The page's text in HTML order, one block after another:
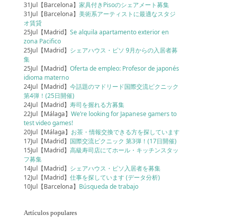
31Jul【Barcelona】家具付きPisoのシェアメート募集
31Jul【Barcelona】美術系アーティストに最適なスタジ
オ賃貸
25Jul【Madrid】Se alquila apartamento exterior en
zona Pacifico
25Jul【Madrid】 シェアハウス・ピソ 9月からの入居者募
集
25Jul【Madrid】Oferta de empleo: Profesor de japonés
idioma materno
24Jul【Madrid】今話題のマドリード国際交流ピクニック
第4弾！(25日開催)
24Jul【Madrid】寿司を握れる方募集
22Jul【Málaga】We’re looking for Japanese gamers to
test video games!
20Jul【Málaga】 お茶・情報交換できる方を探しています
17Jul【Madrid】 国際交流ピクニック 第3弾！(17日開催)
15Jul【Madrid】高級寿司店にてホール・キッチンスタッ
フ募集
14Jul【Madrid】 シェアハウス・ピソ入居者を募集
12Jul【Madrid】仕事を探しています (データ分析)
10Jul【Barcelona】 Búsqueda de trabajo
Artículos populares